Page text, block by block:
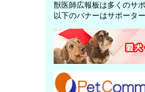
獣医師広報板は多くのサ
以下のバナーはサポータ